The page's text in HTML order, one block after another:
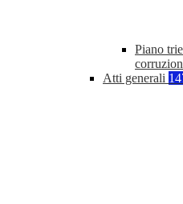
Piano
Atti generali